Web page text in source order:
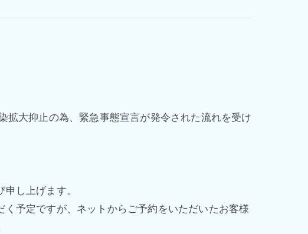
拡大抑止の為、緊急事態宣言が発令された流れを受け
し上げます。
予定ですが、ネットからご予約をいただいたお客様